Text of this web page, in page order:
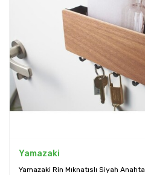
Vitale
Vitale 4lü Küçük Zincir Siyah